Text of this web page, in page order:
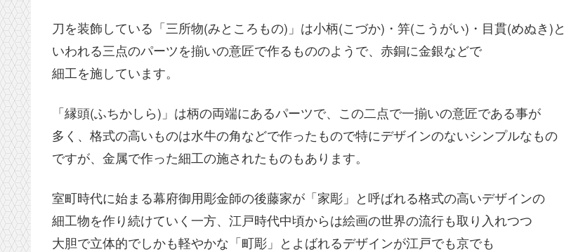
刀を装飾している「三所物(みところもの)」は小柄(こづか)・笄(こうがい)・目貫(めぬき)と
いわれる三点のパーツを揃いの意匠で作るもののようで、赤銅に金銀などで
細工を施しています。
「縁頭(ふちかしら)」は柄の両端にあるパーツで、この二点で一揃いの意匠である事が
多く、格式の高いものは水牛の角などで作ったもので特にデザインのないシンプルなもの
ですが、金属で作った細工の施されたものもあります。
室町時代に始まる幕府御用彫金師の後藤家が「家彫」と呼ばれる格式の高いデザインの
細工物を作り続けていく一方、江戸時代中頃からは絵画の世界の流行も取り入れつつ
大胆で立体的でしかも軽やかな「町彫」とよばれるデザインが江戸でも京でも